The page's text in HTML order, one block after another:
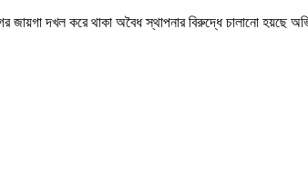
জায়গা দখল করে থাকা অবৈধ স্থাপনার বিরুদ্ধে চালানো হয়ছে